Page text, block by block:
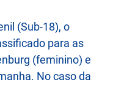
(Sub-18), o
para as
(feminino) e
No caso da